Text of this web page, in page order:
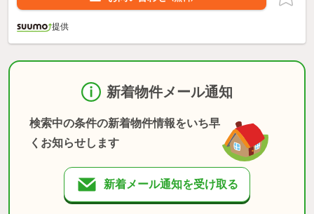
提供
新着物件メール通知
検索中の条件の新着物件情報をいち早
くお知らせします
新着メール通知を受け取る